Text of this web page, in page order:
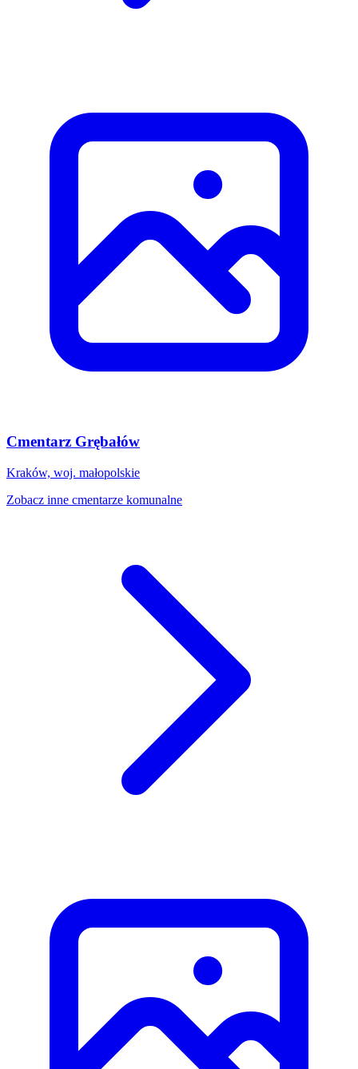
Cmentarz Grębałów
Kraków, woj. małopolskie
Zobacz inne cmentarze komunalne